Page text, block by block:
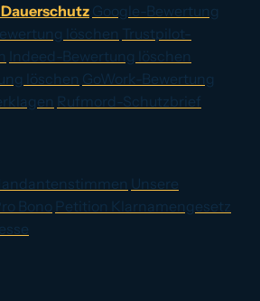
Google-Bewertung
löschen Trustpilot-
Indeed-Bewertung löschen
löschen GoWork-Bewertung
Rufmord-Schutzbrief
Unsere
Bono Petition Klarnamengesetz